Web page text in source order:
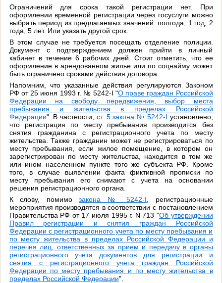
Ограничений для срока такой регистрации нет. При
оформлении временной регистрации через госуслуги можно
выбрать период из предлагаемых значений: полгода, 1 год, 2
года, 5 лет. Или указать другой срок.
В этом случае не требуется посещать отделение полиции.
Документ с подтверждением должен прийти в личный
кабинет в течение 6 рабочих дней. Стоит отметить, что ее
оформление в арендованном жилье или по соцнайму может
быть ограничено сроками действия договора.
Напомним, что указанные действия регулируются Законом
РФ от 25 июня 1993 г. № 5242-I "О праве граждан Российской
Федерации на свободу передвижения, выбор места
пребывания и жительства в пределах Российской
Федерации". В частности, ст. 5 закона № 5242-I установлено,
что регистрация по месту пребывания производится без
снятия гражданина с регистрационного учета по месту
жительства. Также гражданин может не регистрироваться по
месту пребывания, если жилое помещение, в котором он
зарегистрирован по месту жительства, находится в том же
или ином населенном пункте того же субъекта РФ. Кроме
того, в случае выявлении факта фиктивной прописки по
месту пребывания его снимают с учета на основании
решения регистрационного органа.
К слову, помимозакона № 5242-I , регистрационные
мероприятия производятся в соответствии с постановлением
Правительства РФ от 17 июля 1995 г. N 713 "Об утверждении
Правил регистрации и снятия граждан Российской
Федерации с регистрационного учета по месту пребывания и
по месту жительства в пределах Российской Федерации и
перечня лиц, ответственных за прием и передачу в органы
регистрационного учета документов для регистрации и
снятия с регистрационного учета граждан Российской
Федерации по месту пребывания и по месту жительства в
пределах Российской Федерации".